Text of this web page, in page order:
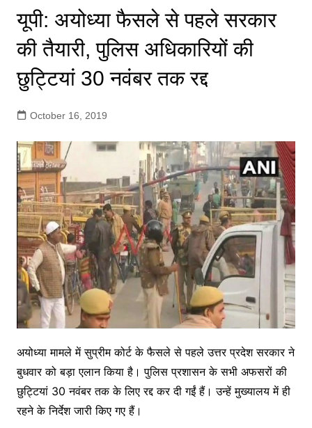
यूपी: अयोध्या फैसले से पहले सरकार
की तैयारी, पुलिस अधिकारियों की
छुट्टियां 30 नवंबर तक रद्द
October 16, 2019
अयोध्या मामले में सुप्रीम कोर्ट के फैसले से पहले उत्तर प्रदेश सरकार ने
बुधवार को बड़ा एलान किया है। पुलिस प्रशासन के सभी अफसरों की
छुट्टियां 30 नवंबर तक के लिए रद्द कर दी गईं हैं। उन्हें मुख्यालय में ही
रहने के निर्देश जारी किए गए हैं।